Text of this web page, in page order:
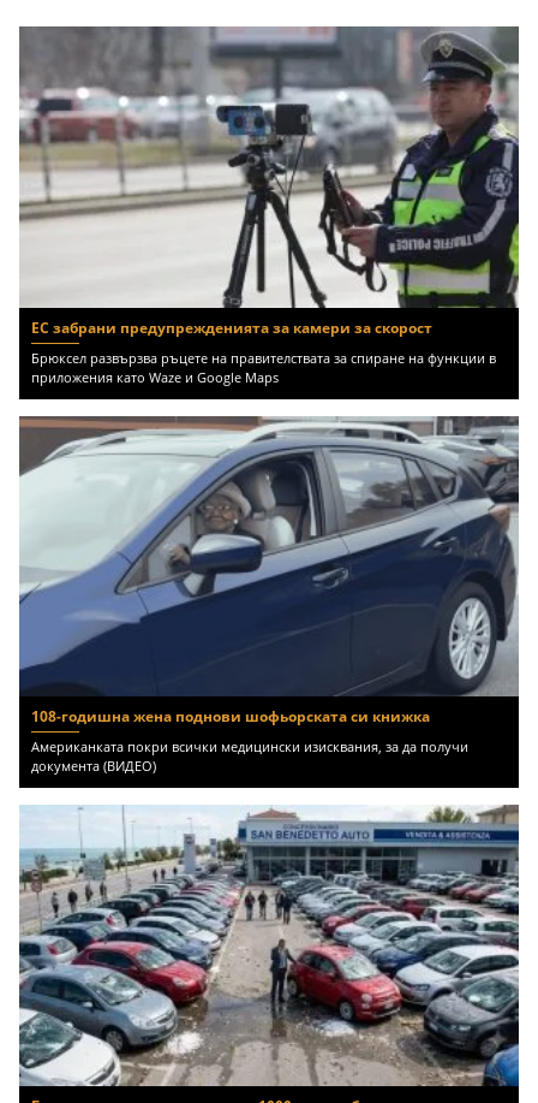
ЕС забрани предупрежденията за камери за скорост
Брюксел развързва ръцете на правителствата за спиране на функции в
приложения като Waze и Google Maps
108-годишна жена поднови шофьорската си книжка
Американката покри всички медицински изисквания, за да получи
документа (ВИДЕО)